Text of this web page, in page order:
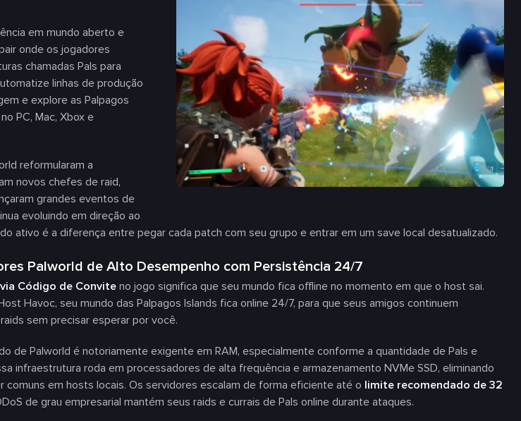
em mundo aberto e
onde os jogadores
chamadas Pals para
linhas de produção
e explore as Palpagos
PC, Mac, Xbox e
reformularam a
novos chefes de raid,
grandes eventos de
evoluindo em direção ao
ativo é a diferença entre pegar cada patch com seu grupo e entrar em um save local desatualizado.
Palworld de Alto Desempenho com Persistência 24/7
Código de Convite no jogo significa que seu mundo fica offline no momento em que o host sai.
Havoc, seu mundo das Palpagos Islands fica online 24/7, para que seus amigos continuem
sem precisar esperar por você.
de Palworld é notoriamente exigente em RAM, especialmente conforme a quantidade de Pals e
infraestrutura roda em processadores de alta frequência e armazenamento NVMe SSD, eliminando
em hosts locais. Os servidores escalam de forma eficiente até o limite recomendado de 32
de grau empresarial mantém seus raids e currais de Pals online durante ataques.